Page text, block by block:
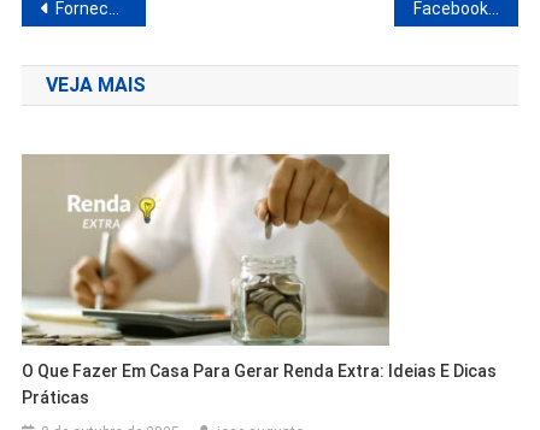
Navegação
de
Post
Fornecedor Dropshipping Brasileiro|Melhores Produtos Para Dropshipping
VEJA MAIS
O Que Fazer Em Casa Para Gerar Renda Extra: Ideias E Dicas
Práticas